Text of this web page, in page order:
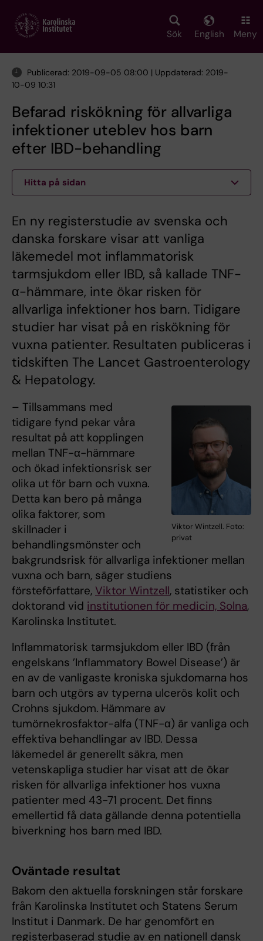
main
Sök English Meny
Publicerad: 2019-09-05 08:00 | Uppdaterad: 2019-
10-09 10:31
Befarad riskökning för allvarliga
infektioner uteblev hos barn
efter IBD-behandling
Hitta på sidan
En ny registerstudie av svenska och
danska forskare visar att vanliga
läkemedel mot inflammatorisk
tarmsjukdom eller IBD, så kallade TNF-
α-hämmare, inte ökar risken för
allvarliga infektioner hos barn. Tidigare
studier har visat på en riskökning för
vuxna patienter. Resultaten publiceras i
tidskiften The Lancet Gastroenterology
& Hepatology.
Viktor Wintzell. Foto:
privat
– Tillsammans med
tidigare fynd pekar våra
resultat på att kopplingen
mellan TNF-α-hämmare
och ökad infektionsrisk ser
olika ut för barn och vuxna.
Detta kan bero på många
olika faktorer, som
skillnader i
behandlingsmönster och
bakgrundsrisk för allvarliga infektioner mellan
vuxna och barn, säger studiens
försteförfattare, Viktor Wintzell, statistiker och
doktorand vid institutionen för medicin, Solna,
Karolinska Institutet.
Inflammatorisk tarmsjukdom eller IBD (från
engelskans ’Inflammatory Bowel Disease’) är
en av de vanligaste kroniska sjukdomarna hos
barn och utgörs av typerna ulcerös kolit och
Crohns sjukdom. Hämmare av
tumörnekrosfaktor-alfa (TNF-α) är vanliga och
effektiva behandlingar av IBD. Dessa
läkemedel är generellt säkra, men
vetenskapliga studier har visat att de ökar
risken för allvarliga infektioner hos vuxna
patienter med 43-71 procent. Det finns
emellertid få data gällande denna potentiella
biverkning hos barn med IBD.
Oväntade resultat
Bakom den aktuella forskningen står forskare
från Karolinska Institutet och Statens Serum
Institut i Danmark. De har genomfört en
registerbaserad studie av en nationell dansk